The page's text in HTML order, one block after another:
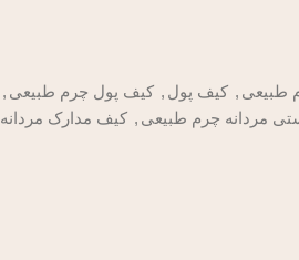
طبیعی , کیف پول , کیف پول چرم طبیعی ,
مردانه چرم طبیعی , کیف مدارک مردانه